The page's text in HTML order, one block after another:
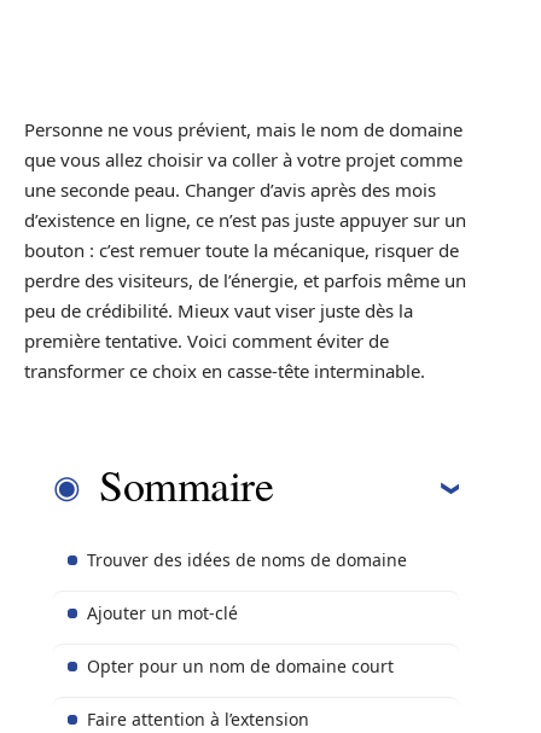
Personne ne vous prévient, mais le nom de domaine
que vous allez choisir va coller à votre projet comme
une seconde peau. Changer d’avis après des mois
d’existence en ligne, ce n’est pas juste appuyer sur un
bouton : c’est remuer toute la mécanique, risquer de
perdre des visiteurs, de l’énergie, et parfois même un
peu de crédibilité. Mieux vaut viser juste dès la
première tentative. Voici comment éviter de
transformer ce choix en casse-tête interminable.
Sommaire
Trouver des idées de noms de domaine
Ajouter un mot-clé
Opter pour un nom de domaine court
Faire attention à l’extension